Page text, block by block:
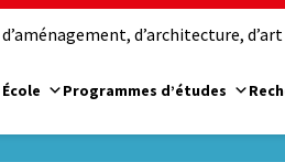
d’architecture,
Programmes d’études